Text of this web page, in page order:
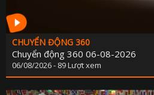
CHUYỂN ĐỘNG 360
Chuyển động 360 06-08-2026
06/08/2026 - 89 Lượt xem